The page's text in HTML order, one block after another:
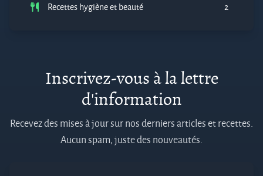
Recettes hygiène et beauté
2
Inscrivez-vous à la lettre
d'information
Recevez des mises à jour sur nos derniers articles et recettes.
Aucun spam, juste des nouveautés.